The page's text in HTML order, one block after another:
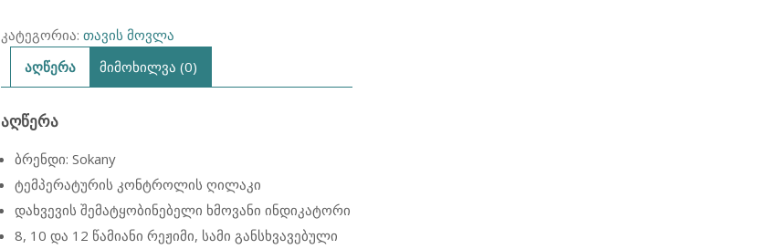
კატეგორია:თავის მოვლა
აღწერა
მიმოხილვა (0)
ᲐᲦᲬᲔᲠᲐ
ბრენდი: Sokany
ტემპერატურის კონტროლის ღილაკი
დახვევის შემატყობინებელი ხმოვანი ინდიკატორი
8, 10 და 12 წამიანი რეჟიმი, სამი განსხვავებული